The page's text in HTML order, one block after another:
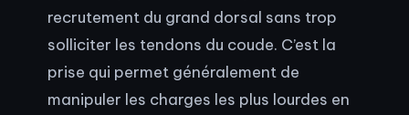
recrutement du grand dorsal sans trop
solliciter les tendons du coude. C’est la
prise qui permet généralement de
manipuler les charges les plus lourdes en